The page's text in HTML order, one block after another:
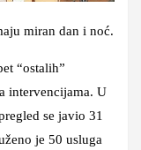
miran dan i noć.
“ostalih”
intervencijama. U
se javio 31
je 50 usluga